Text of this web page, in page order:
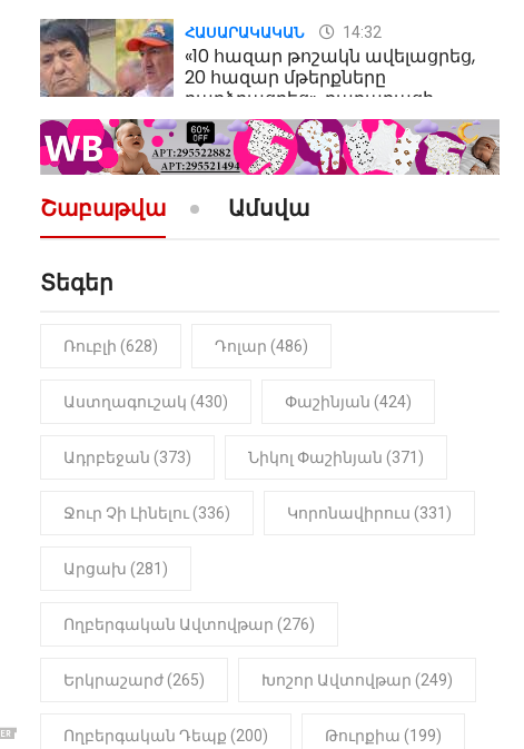
ՀԱՍԱՐԱԿԱԿԱՆ 14:32
«10 հազար թոշակն ավելացրեց,
20 հազար մթերքները
բարձրացրեց». քաղաքացի
(տեսանյութ)
ՔԱՂԱՔԱԿԱՆ 10:52
«Լեզվիդ տալու փոխարեն
արտաբերիր այս երկու
նախադասությունը»․ Իշխան
Նիկոլ Փաշինյան
ԻՐԱԴԱՐՁԱՅԻՆ 22:01
հայտնաբերվել է
մանկապղծության համար
մարմինը
Շաբաթվա Ամսվա
Տեգեր
Ռուբլի (628) Դոլար (486)
Աստղագուշակ (430) Փաշինյան (424)
Ադրբեջան (373) Նիկոլ Փաշինյան (371)
Ջուր Չի Լինելու (336) Կորոնավիրուս (331)
Արցախ (281)
Ողբերգական Ավտովթար (276)
Երկրաշարժ (265) Խոշոր Ավտովթար (249)
Ողբերգական Դեպք (200) Թուրքիա (199)